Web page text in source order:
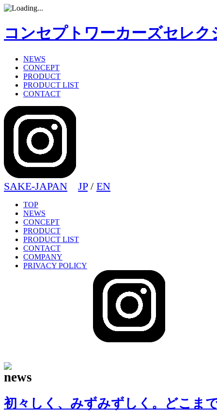
コンセプトワーカーズセレク
NEWS
CONCEPT
PRODUCT
PRODUCT LIST
CONTACT
SAKE-JAPAN JP/ EN
TOP
NEWS
CONCEPT
PRODUCT
PRODUCT LIST
CONTACT
COMPANY
PRIVACY POLICY
初々しく、みずみずしく。どこま